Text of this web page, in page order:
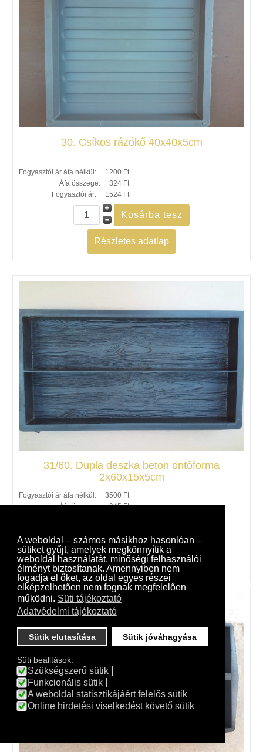
A weboldal – számos másikhoz hasonlóan –
sütiket gyűjt, amelyek megkönnyítik a
weboldal használatát, minőségi felhasználói
élményt biztosítanak. Amennyiben nem
fogadja el őket, az oldal egyes részei
elképzelhetően nem fognak megfelelően
működni. Süti tájékoztató
Adatvédelmi tájékoztató
Sütik elutasítása Sütik jóváhagyása
Süti beálltások:
Szükségszerű sütik
Funkcionális sütik
A weboldal statisztikájáért felelős sütik
Online hirdetési viselkedést követő sütik
30. Csíkos rázókő 40x40x5cm
Fogyasztói ár áfa nélkül:
1200 Ft
Áfa összege:
324 Ft
Fogyasztói ár:
1524 Ft
Részletes adatlap
31/60. Dupla deszka beton öntőforma
2x60x15x5cm
Fogyasztói ár áfa nélkül:
3500 Ft
Áfa összege:
945 Ft
Részletes adatlap